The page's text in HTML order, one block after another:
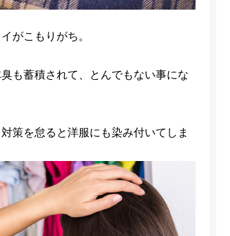
がこもりがち。
も蓄積されて、とんでもない事にな
策を怠ると洋服にも染み付いてしま